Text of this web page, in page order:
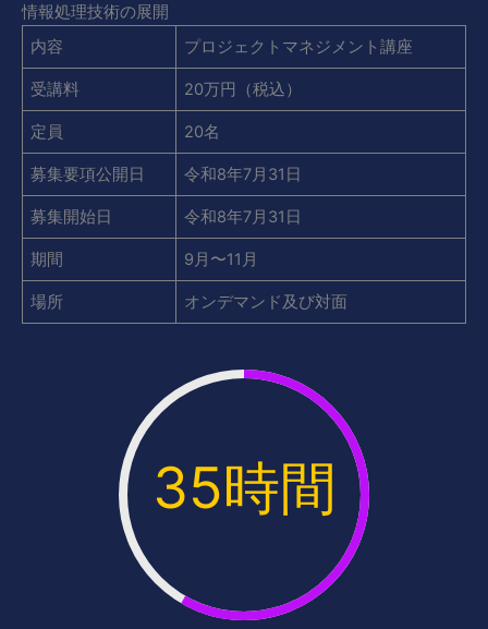
情報処理技術の展開
内容
プロジェクトマネジメント講座
受講料 20万円（税込）
定員 20名
募集要項公開日 令和8年7月31日
募集開始日 令和8年7月31日
期間 9月〜11月
場所 オンデマンド及び対面
35時間